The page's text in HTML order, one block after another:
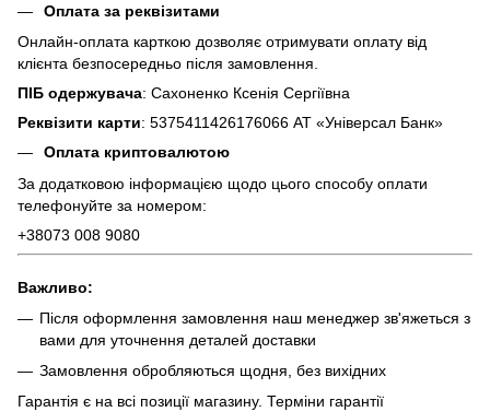
Оплата за реквізитами
Онлайн-оплата карткою дозволяє отримувати оплату від
клієнта безпосередньо після замовлення.
ПІБ одержувача: Сахоненко Ксенія Сергіївна
Реквізити карти: 5375411426176066 АТ «Універсал Банк»
Оплата криптовалютою
За додатковою інформацією щодо цього способу оплати
телефонуйте за номером:
+38073 008 9080
Важливо:
Після оформлення замовлення наш менеджер зв'яжеться з
вами для уточнення деталей доставки
Замовлення обробляються щодня, без вихідних
Гарантія є на всі позиції магазину. Терміни гарантії